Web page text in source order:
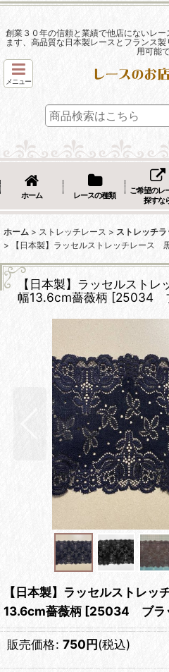
創業３０年の信頼と業績で他店にないレ
ます、高品質な日本製レースとフランス
用可能
メニュー
ホーム レースの種類
ご希望のレ
探すな
ホーム > ストレッチレース > ストレッチ
>
【日本製】ラッセルストレッチレー
【日本製】ラッセルスト
幅13.6cm薔薇柄 [25034
【日本製】ラッセルストレ
13.6cm薔薇柄 [25034 ブラ
販売価格: 750円(税込)